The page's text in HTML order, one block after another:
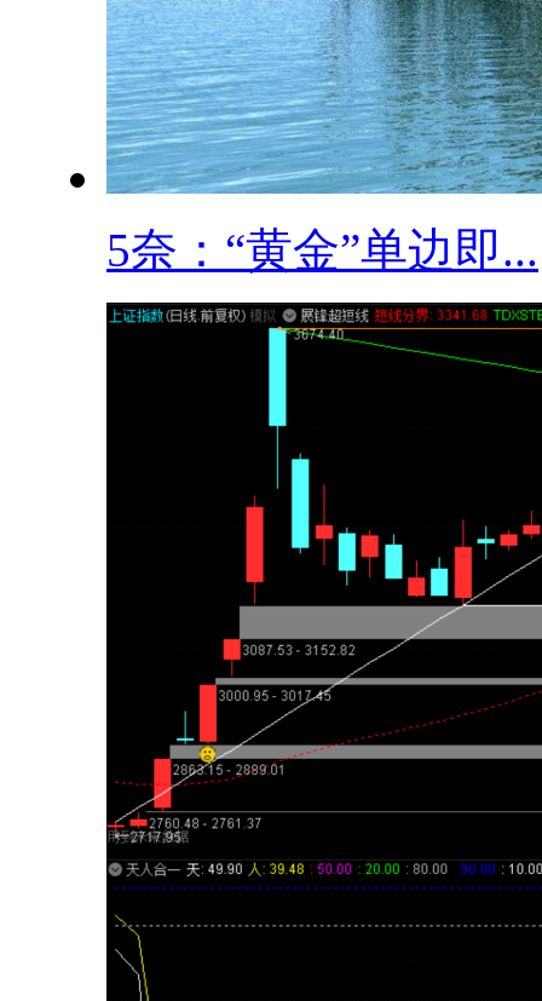
5奈：“黄金”单边即...